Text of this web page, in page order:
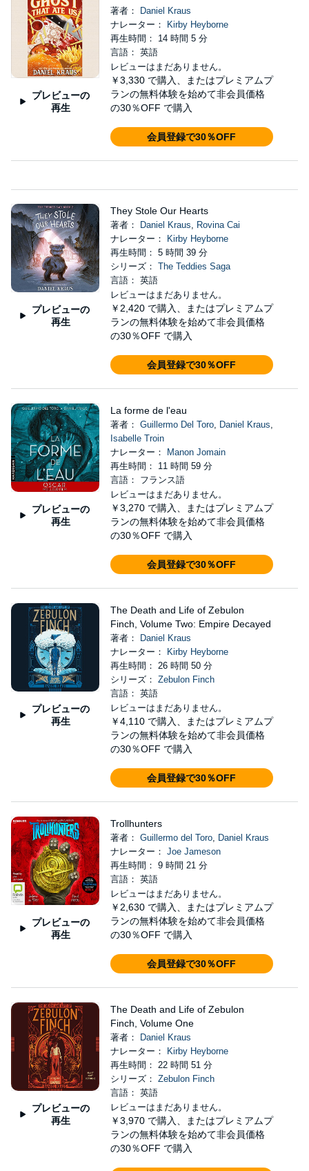
プレビューの
再生
著者：
Daniel Kraus
ナレーター：
Kirby Heyborne
再生時間： 14 時間 5 分
言語： 英語
レビューはまだありません。
￥3,330 で購入、またはプレミアムプ
ランの無料体験を始めて非会員価格
の30％OFF で購入
会員登録で30％OFF
プレビューの
再生
They Stole Our Hearts
著者： Daniel Kraus, Rovina Cai
ナレーター：
Kirby Heyborne
再生時間： 5 時間 39 分
シリーズ： The Teddies Saga
言語： 英語
レビューはまだありません。
￥2,420 で購入、またはプレミアムプ
ランの無料体験を始めて非会員価格
の30％OFF で購入
会員登録で30％OFF
プレビューの
再生
La forme de l'eau
著者： Guillermo Del Toro, Daniel Kraus,
Isabelle Troin
ナレーター：
Manon Jomain
再生時間： 11 時間 59 分
言語： フランス語
レビューはまだありません。
￥3,270 で購入、またはプレミアムプ
ランの無料体験を始めて非会員価格
の30％OFF で購入
会員登録で30％OFF
プレビューの
再生
The Death and Life of Zebulon
Finch, Volume Two: Empire Decayed
著者：
Daniel Kraus
ナレーター：
Kirby Heyborne
再生時間： 26 時間 50 分
シリーズ： Zebulon Finch
言語： 英語
レビューはまだありません。
￥4,110 で購入、またはプレミアムプ
ランの無料体験を始めて非会員価格
の30％OFF で購入
会員登録で30％OFF
プレビューの
再生
Trollhunters
著者： Guillermo del Toro, Daniel Kraus
ナレーター： Joe Jameson
再生時間： 9 時間 21 分
言語： 英語
レビューはまだありません。
￥2,630 で購入、またはプレミアムプ
ランの無料体験を始めて非会員価格
の30％OFF で購入
会員登録で30％OFF
プレビューの
再生
The Death and Life of Zebulon
Finch, Volume One
著者：
Daniel Kraus
ナレーター：
Kirby Heyborne
再生時間： 22 時間 51 分
シリーズ： Zebulon Finch
言語： 英語
レビューはまだありません。
￥3,970 で購入、またはプレミアムプ
ランの無料体験を始めて非会員価格
の30％OFF で購入